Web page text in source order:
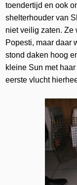
toendertijd en ook
shelterhouder van
niet veilig zaten. Ze
Popesti, maar daar
stond daken hoog
kleine Sun met
eerste vlucht